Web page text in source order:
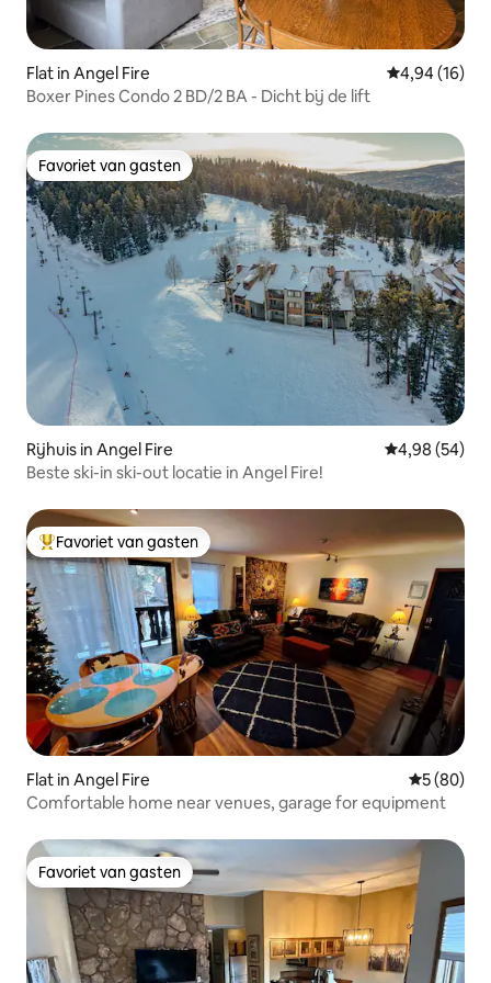
Flat in Angel Fire Gemiddelde
4,94 (16)
Boxer Pines Condo 2 BD/2 BA - Dicht bij de lift
Favoriet van gasten
Favoriet van gasten
Rijhuis in Angel Fire Gemiddelde
4,98 (54)
Beste ski-in ski-out locatie in Angel Fire!
Topfavoriet van gasten
Favoriet van gasten
Flat in Angel Fire
5 (80)
Comfortable home near venues, garage for equipment
Favoriet van gasten
Favoriet van gasten